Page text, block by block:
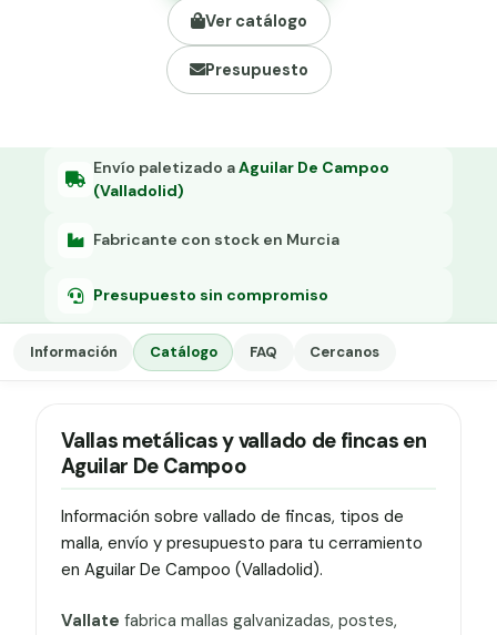
Grapa malla H.
Grapadora
Ver catálogo
Presupuesto
Envío paletizado aAguilar De Campoo
(Valladolid)
Fabricante con stock en Murcia
Presupuesto sin compromiso
Información Catálogo FAQ Cercanos
Vallas metálicas y vallado de fincas en
Aguilar De Campoo
Información sobre vallado de fincas, tipos de
malla, envío y presupuesto para tu cerramiento
en Aguilar De Campoo (Valladolid).
Vallate fabrica mallas galvanizadas, postes,